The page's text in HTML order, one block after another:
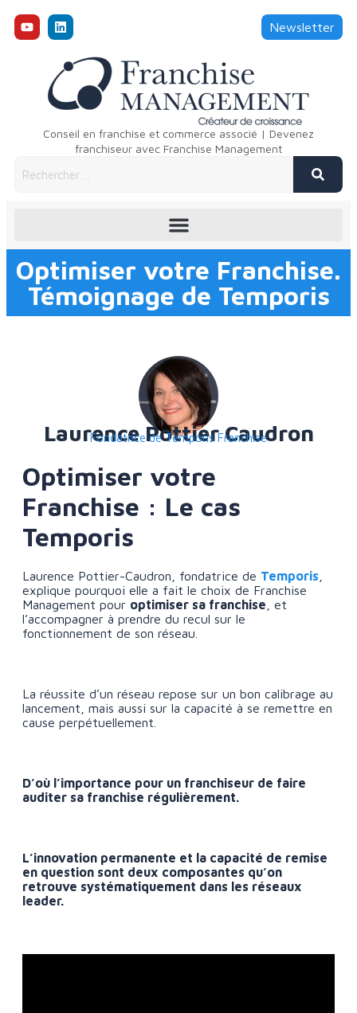
Newsletter
Conseil en franchise et commerce associé | Devenez
franchiseur avec Franchise Management
Optimiser votre Franchise.
Témoignage de Temporis
Laurence Pottier Caudron
Fondatrice de Temporis Franchise
Optimiser votre
Franchise : Le cas
Temporis
Laurence Pottier-Caudron, fondatrice de Temporis
explique pourquoi elle a fait le choix de Franchise
Management pour optimiser sa franchise , et
l’accompagner à prendre du recul sur le
fonctionnement de son réseau.
La réussite d’un réseau repose sur un bon calibrage au
lancement, mais aussi sur la capacité à se remettre en
cause perpétuellement.
D’où l’importance pour un franchiseur de faire
auditer sa franchise régulièrement.
L’innovation permanente et la capacité de remise
en question sont deux composantes qu’on
retrouve systématiquement dans les réseaux
leader.